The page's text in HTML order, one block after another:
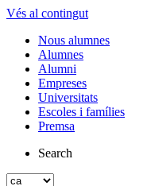
Vés al contingut
Nous alumnes
Alumnes
Alumni
Empreses
Universitats
Escoles i famílies
Premsa
Search